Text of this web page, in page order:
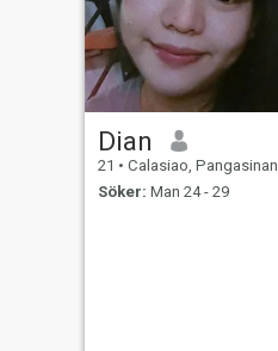
Dian
21 • Calasiao, Pangasinan, Filippinerna
Söker: Man 24 - 29